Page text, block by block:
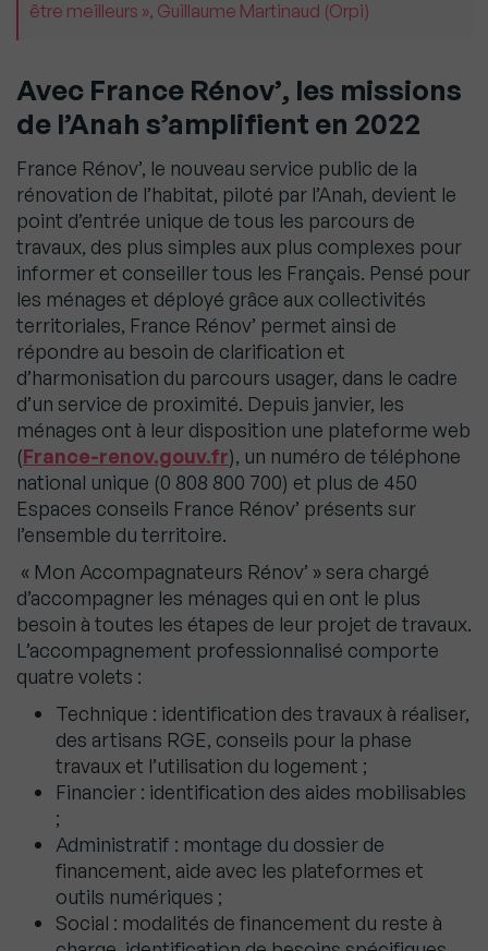
être meilleurs », Guillaume Martinaud (Orpi)
Avec France Rénov’, les missions
de l’Anah s’amplifient en 2022
France Rénov’, le nouveau service public de la
rénovation de l’habitat, piloté par l’Anah, devient le
point d’entrée unique de tous les parcours de
travaux, des plus simples aux plus complexes pour
informer et conseiller tous les Français. Pensé pour
les ménages et déployé grâce aux collectivités
territoriales, France Rénov’ permet ainsi de
répondre au besoin de clarification et
d’harmonisation du parcours usager, dans le cadre
d’un service de proximité. Depuis janvier, les
ménages ont à leur disposition une plateforme web
(France-renov.gouv.fr), un numéro de téléphone
national unique (0 808 800 700) et plus de 450
Espaces conseils France Rénov’ présents sur
l’ensemble du territoire.
« Mon Accompagnateurs Rénov’ » sera chargé
d’accompagner les ménages qui en ont le plus
besoin à toutes les étapes de leur projet de travaux.
L’accompagnement professionnalisé comporte
quatre volets :
Technique : identification des travaux à réaliser,
des artisans RGE, conseils pour la phase
travaux et l’utilisation du logement ;
Financier : identification des aides mobilisables
;
Administratif : montage du dossier de
financement, aide avec les plateformes et
outils numériques ;
Social : modalités de financement du reste à